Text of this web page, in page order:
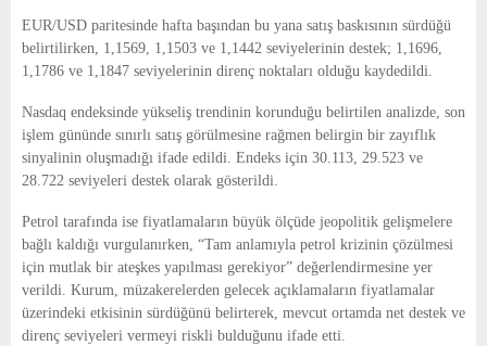
EUR/USD paritesinde hafta başından bu yana satış baskısının sürdüğü
belirtilirken, 1,1569, 1,1503 ve 1,1442 seviyelerinin destek; 1,1696,
1,1786 ve 1,1847 seviyelerinin direnç noktaları olduğu kaydedildi.
Nasdaq endeksinde yükseliş trendinin korunduğu belirtilen analizde, son
işlem gününde sınırlı satış görülmesine rağmen belirgin bir zayıflık
sinyalinin oluşmadığı ifade edildi. Endeks için 30.113, 29.523 ve
28.722 seviyeleri destek olarak gösterildi.
Petrol tarafında ise fiyatlamaların büyük ölçüde jeopolitik gelişmelere
bağlı kaldığı vurgulanırken, “Tam anlamıyla petrol krizinin çözülmesi
için mutlak bir ateşkes yapılması gerekiyor” değerlendirmesine yer
verildi. Kurum, müzakerelerden gelecek açıklamaların fiyatlamalar
üzerindeki etkisinin sürdüğünü belirterek, mevcut ortamda net destek ve
direnç seviyeleri vermeyi riskli bulduğunu ifade etti.